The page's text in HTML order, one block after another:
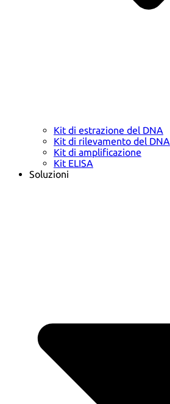
Kit di estrazione del DNA
Kit di rilevamento del DNA
Kit di amplificazione
Kit ELISA
Soluzioni